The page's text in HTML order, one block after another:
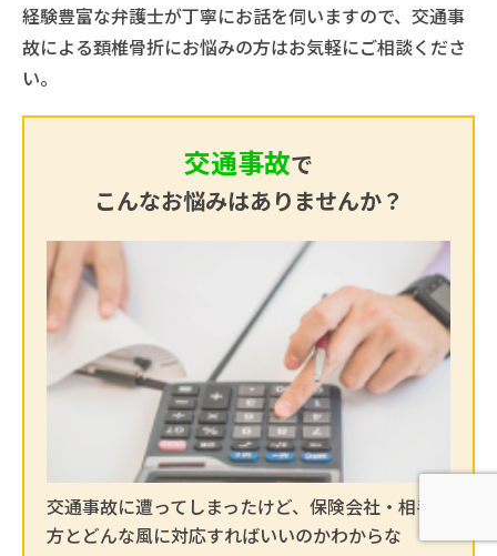
経験豊富な弁護士が丁寧にお話を伺いますので、交通事
故による頚椎骨折にお悩みの方はお気軽にご相談くださ
い。
交通事故で
こんなお悩みはありませんか？
交通事故に遭ってしまったけど、保険会社・相手
方とどんな風に対応すればいいのかわからな